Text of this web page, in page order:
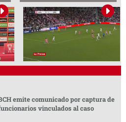
emite comunicado por captura de
vinculados al caso